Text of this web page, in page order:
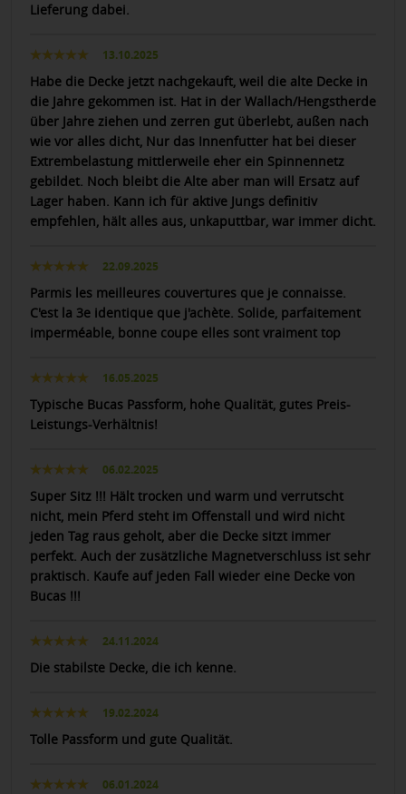
Lieferung dabei.
13.10.2025
Habe die Decke jetzt nachgekauft, weil die alte Decke in
die Jahre gekommen ist. Hat in der Wallach/Hengstherde
über Jahre ziehen und zerren gut überlebt, außen nach
wie vor alles dicht, Nur das Innenfutter hat bei dieser
Extrembelastung mittlerweile eher ein Spinnennetz
gebildet. Noch bleibt die Alte aber man will Ersatz auf
Lager haben. Kann ich für aktive Jungs definitiv
empfehlen, hält alles aus, unkaputtbar, war immer dicht.
22.09.2025
Parmis les meilleures couvertures que je connaisse.
C'est la 3e identique que j'achète. Solide, parfaitement
imperméable, bonne coupe elles sont vraiment top
16.05.2025
Typische Bucas Passform, hohe Qualität, gutes Preis-
Leistungs-Verhältnis!
06.02.2025
Super Sitz !!! Hält trocken und warm und verrutscht
nicht, mein Pferd steht im Offenstall und wird nicht
jeden Tag raus geholt, aber die Decke sitzt immer
perfekt. Auch der zusätzliche Magnetverschluss ist sehr
praktisch. Kaufe auf jeden Fall wieder eine Decke von
Bucas !!!
24.11.2024
Die stabilste Decke, die ich kenne.
19.02.2024
Tolle Passform und gute Qualität.
06.01.2024